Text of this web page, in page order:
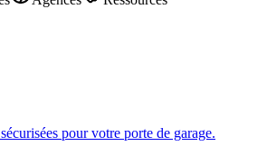
pour votre porte de garage.